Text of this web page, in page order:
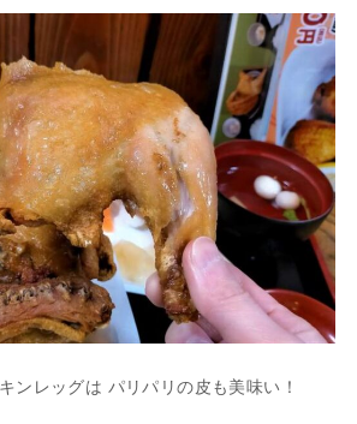
ンレッグは パリパリの皮も美味い！